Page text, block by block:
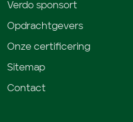
Verdo sponsort
Opdrachtgevers
Onze certificering
Sitemap
Contact